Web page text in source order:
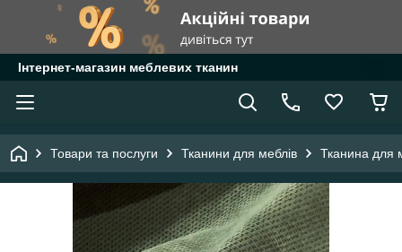
Інтернет-магазин меблевих тканин
Товари та послуги Тканини для меблів Тканина для